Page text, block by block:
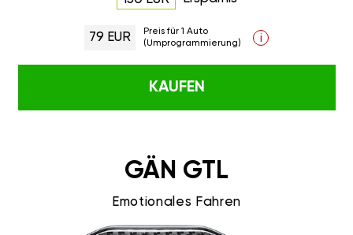
79 EUR
Preis für 1 Auto
(Umprogrammierung)
i
KAUFEN
GÄN GTL
Emotionales Fahren